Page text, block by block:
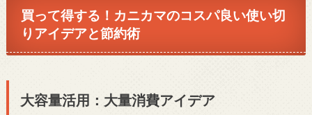
買って得する！カニカマのコスパ良い使い切
りアイデアと節約術
大容量活用：大量消費アイデア